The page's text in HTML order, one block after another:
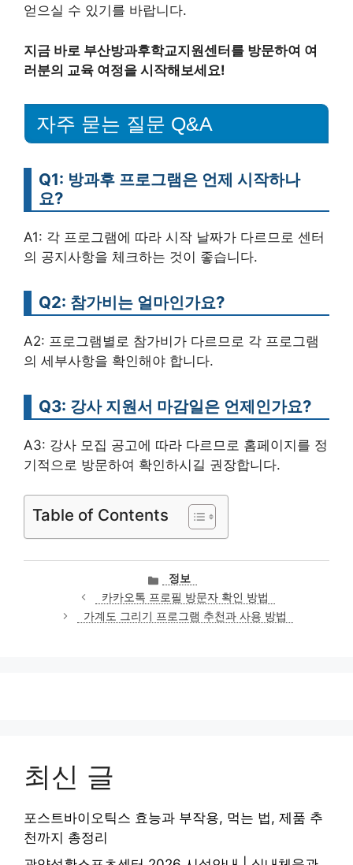
얻으실 수 있기를 바랍니다.
지금 바로 부산방과후학교지원센터를 방문하여 여
러분의 교육 여정을 시작해보세요!
자주 묻는 질문 Q&A
Q1: 방과후 프로그램은 언제 시작하나
요?
A1: 각 프로그램에 따라 시작 날짜가 다르므로 센터
의 공지사항을 체크하는 것이 좋습니다.
Q2: 참가비는 얼마인가요?
A2: 프로그램별로 참가비가 다르므로 각 프로그램
의 세부사항을 확인해야 합니다.
Q3: 강사 지원서 마감일은 언제인가요?
A3: 강사 모집 공고에 따라 다르므로 홈페이지를 정
기적으로 방문하여 확인하시길 권장합니다.
Table of Contents
카
테
고
리
정보
카카오톡 프로필 방문자 확인 방법
가계도 그리기 프로그램 추천과 사용 방법
최신 글
포스트바이오틱스 효능과 부작용, 먹는 법, 제품 추
천까지 총정리